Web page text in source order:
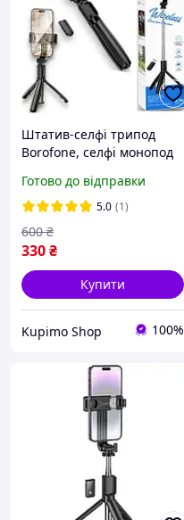
Штатив-селфі трипод
Borofone, селфі монопод
см
Готово до відправки
5.0 (1)
330₴
600 ₴
Купити
Kupimo Shop 100%